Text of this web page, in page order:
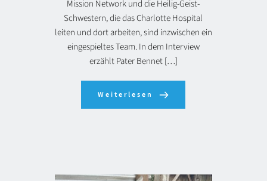
Mission Network und die Heilig-Geist-
Schwestern, die das Charlotte Hospital
leiten und dort arbeiten, sind inzwischen ein
eingespieltes Team. In dem Interview
erzählt Pater Bennet […]
Weiterlesen